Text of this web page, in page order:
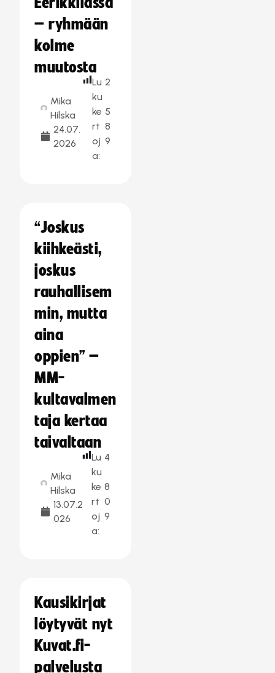
– ryhmään
kolme
muutosta
Mika
Hilska
24.07.
2026
Lu
ku
ke
rt
oj
a:
2
5
8
9
“Joskus
kiihkeästi,
joskus
rauhallisem
min, mutta
aina
oppien” –
MM-
kultavalmen
taja kertaa
taivaltaan
Mika
Hilska
13.07.2
026
Lu
ku
ke
rt
oj
a:
4
8
0
9
Kausikirjat
löytyvät nyt
Kuvat.fi-
palvelusta